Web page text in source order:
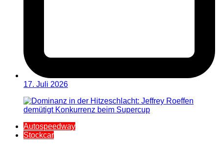
17. Juli 2026
Autospeedway
Stockcar